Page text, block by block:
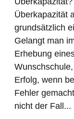
Überkapazität
grundsätzlich
Gelangt man
Erhebung
Erfolg, wenn
Fehler
nicht der Fall...